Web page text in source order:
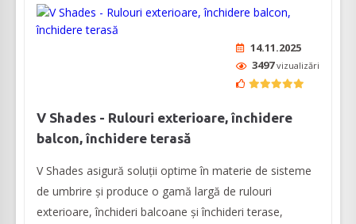
14.11.2025
3497vizualizări
V Shades - Rulouri exterioare, închidere
balcon, închidere terasă
V Shades asigură soluții optime în materie de sisteme
de umbrire și produce o gamă largă de rulouri
exterioare, închideri balcoane și închideri terase,